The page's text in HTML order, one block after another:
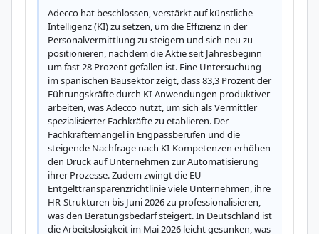
Adecco hat beschlossen, verstärkt auf künstliche
Intelligenz (KI) zu setzen, um die Effizienz in der
Personalvermittlung zu steigern und sich neu zu
positionieren, nachdem die Aktie seit Jahresbeginn
um fast 28 Prozent gefallen ist. Eine Untersuchung
im spanischen Bausektor zeigt, dass 83,3 Prozent der
Führungskräfte durch KI-Anwendungen produktiver
arbeiten, was Adecco nutzt, um sich als Vermittler
spezialisierter Fachkräfte zu etablieren. Der
Fachkräftemangel in Engpassberufen und die
steigende Nachfrage nach KI-Kompetenzen erhöhen
den Druck auf Unternehmen zur Automatisierung
ihrer Prozesse. Zudem zwingt die EU-
Entgelttransparenzrichtlinie viele Unternehmen, ihre
HR-Strukturen bis Juni 2026 zu professionalisieren,
was den Beratungsbedarf steigert. In Deutschland ist
die Arbeitslosigkeit im Mai 2026 leicht gesunken, was